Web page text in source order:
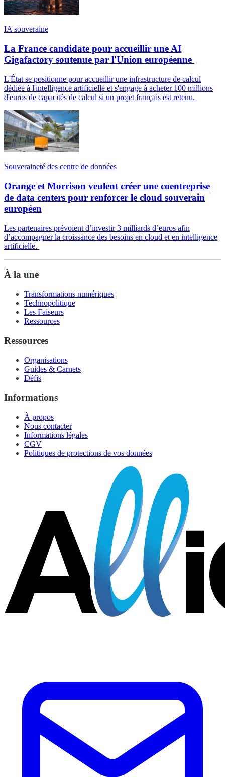
IA souveraine
La France candidate pour accueillir une AI
Gigafactory soutenue par l'Union européenne
L'État se positionne pour accueillir une infrastructure de calcul
dédiée à l'intelligence artificielle et s'engage à acheter 100 millions
d'euros de capacités de calcul si un projet français est retenu.
Souveraineté des centre de données
Orange et Morrison veulent créer une coentreprise
de data centers pour renforcer le cloud souverain
européen
Les partenaires prévoient d’investir 3 milliards d’euros afin
d’accompagner la croissance des besoins en cloud et en intelligence
artificielle.
À la une
Transformations numériques
Technopolitique
Les Faiseurs
Ressources
Ressources
Organisations
Guides & Carnets
Défis
Informations
À propos
Nous contacter
Informations légales
CGV
Politiques de protections de vos données